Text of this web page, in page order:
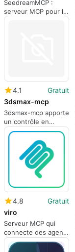
SeedreamMCP :
serveur MCP pour la
génération et
4.1
Gratuit
3dsmax-mcp
3dsmax-mcp apporte
un contrôle en
langage naturel
piloté par MCP à 3ds
4.8
Gratuit
viro
Serveur MCP qui
connecte des agents
conversationnels à
des backends de